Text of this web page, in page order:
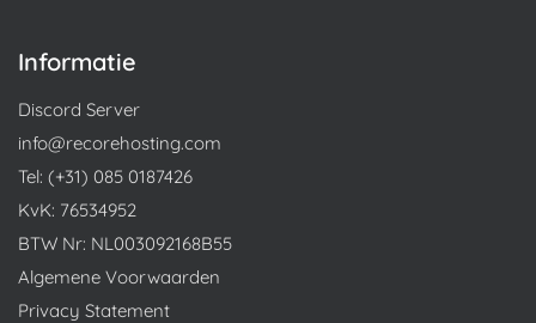
Informatie
Discord Server
info@recorehosting.com
Tel: (+31) 085 0187426
KvK: 76534952
BTW Nr: NL003092168B55
Algemene Voorwaarden
Privacy Statement